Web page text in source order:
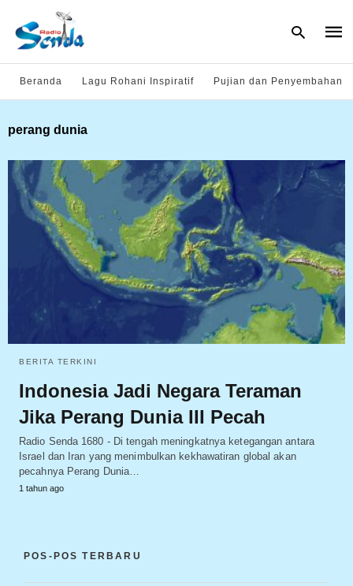
and
hit
Beranda Lagu Rohani Inspiratif Pujian dan Penyembahan
perang dunia
BERITA TERKINI
Indonesia Jadi Negara Teraman
Jika Perang Dunia III Pecah
Radio Senda 1680 - Di tengah meningkatnya ketegangan antara
Israel dan Iran yang menimbulkan kekhawatiran global akan
pecahnya Perang Dunia…
1 tahun ago
POS-POS TERBARU